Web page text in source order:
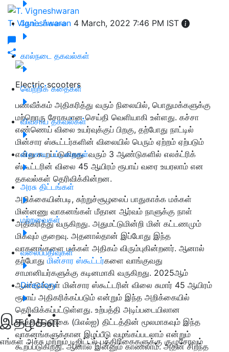
தோட்டக்கலை
கால்நடை தகவல்கள்
வெற்றிக் கதைகள்
விவசாய தகவல்கள்
விவசாய பட்டறைகள்
அரசு திட்டங்கள்
மற்றவைகள்
வலைப்பதிவுகள்
Directory
இதழ்கள்
எங்கள் அச்சு மற்றும் டிஜிட்டல் பத்திரிகைகளுக்கு குழுசேரவும்
T. Vigneshwaran 4 March, 2022 7:46 PM IST
Electric scooters
பணவீக்கம் அதிகரித்து வரும் நிலையில், பொதுமக்களுக்கு
மற்றொரு சோகமான செய்தி வெளியாகி உள்ளது. கச்சா
எண்ணெய் விலை உயர்வுக்குப் பிறகு, தற்போது நாட்டில்
மின்சார ஸ்கூட்டர்களின் விலையில் பெரும் ஏற்றம் ஏற்படும்
என்று கூறப்படுகிறது. வரும் 3 ஆண்டுகளில் எலக்ட்ரிக்
ஸ்கூட்டரின் விலை 45 ஆயிரம் ரூபாய் வரை உயரலாம் என
தகவல்கள் தெரிவிக்கின்றன.
அறிக்கையின்படி, சுற்றுச்சூழலைப் பாதுகாக்க மக்கள்
மின்னணு வாகனங்கள் மீதான ஆர்வம் நாளுக்கு நாள்
அதிகரித்து வருகிறது. அதுமட்டுமின்றி மின் கட்டணமும்
மிகவும் குறைவு. அதனால்தான் இப்போது இந்த
வாகனங்களை மக்கள் அதிகம் விரும்புகின்றனர். ஆனால்
தற்போது மின்சார ஸ்கூட்டர்களை வாங்குவது
சாமானியர்களுக்கு கடினமாகி வருகிறது. 2025ஆம்
ஆண்டுக்குள் மின்சார ஸ்கூட்டரின் விலை சுமார் 45 ஆயிரம்
ரூபாய் அதிகரிக்கப்படும் என்றும் இந்த அறிக்கையில்
தெரிவிக்கப்பட்டுள்ளது. உற்பத்தி அடிப்படையிலான
ஊக்கத்தொகை (பிஎல்ஐ) திட்டத்தின் மூலமாகவும் இந்த
வாகனங்களுக்கான இழப்பீடு வழங்கப்படலாம் என்றும்
கூறப்படுகிறது. ஆனால் இன்னும் காணலாம். அதன் சிறந்த